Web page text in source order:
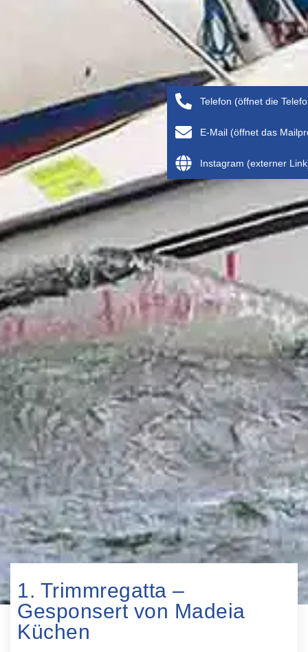
1. Trimmregatta –
Gesponsert von Madeia
Küchen
Telefon (öffnet die
E-Mail (öffnet das
Instagram (externer